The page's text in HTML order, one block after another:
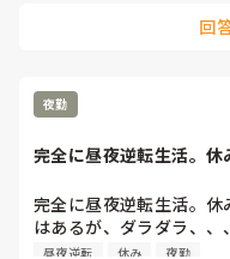
れば、元に戻ってくる
回
夜勤
完全に昼夜逆転生活。
完全に昼夜逆転生活。
はあるが、ダラダラ、、、
昼間の勤務がポツポツあ
昼夜逆転 休み 夜勤